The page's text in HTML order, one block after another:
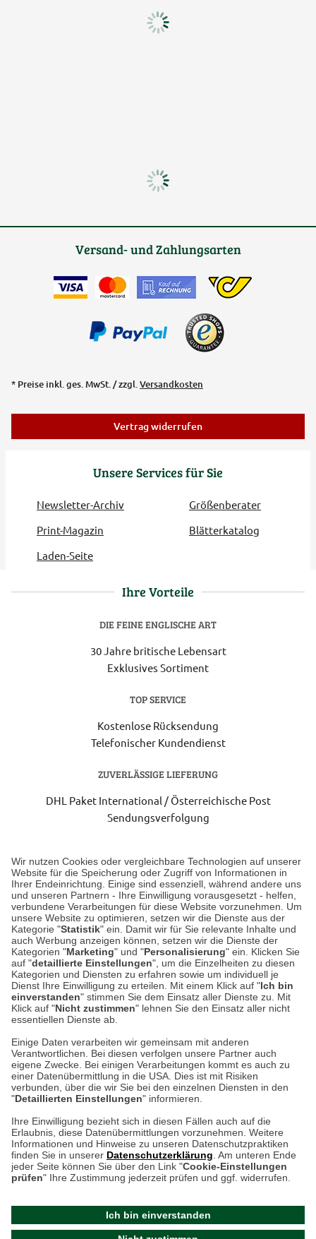
Wir nutzen Cookies oder vergleichbare Technologien auf unserer
Website für die Speicherung oder Zugriff von Informationen in
Ihrer Endeinrichtung. Einige sind essenziell, während andere uns
und unseren Partnern - Ihre Einwilligung vorausgesetzt - helfen,
verbundene Verarbeitungen für diese Website vorzunehmen. Um
unsere Website zu optimieren, setzen wir die Dienste aus der
Kategorie "Statistik" ein. Damit wir für Sie relevante Inhalte und
auch Werbung anzeigen können, setzen wir die Dienste der
Kategorien "Marketing" und "Personalisierung" ein. Klicken Sie
auf "detaillierte Einstellungen", um die Einzelheiten zu diesen
Kategorien und Diensten zu erfahren sowie um individuell je
Dienst Ihre Einwilligung zu erteilen. Mit einem Klick auf "Ich bin
einverstanden" stimmen Sie dem Einsatz aller Dienste zu. Mit
Klick auf "Nicht zustimmen" lehnen Sie den Einsatz aller nicht
essentiellen Dienste ab.
Einige Daten verarbeiten wir gemeinsam mit anderen
Verantwortlichen. Bei diesen verfolgen unsere Partner auch
eigene Zwecke. Bei einigen Verarbeitungen kommt es auch zu
einer Datenübermittlung in die USA. Dies ist mit Risiken
verbunden, über die wir Sie bei den einzelnen Diensten in den
"Detaillierten Einstellungen" informieren.
Ihre Einwilligung bezieht sich in diesen Fällen auch auf die
Erlaubnis, diese Datenübermittlungen vorzunehmen. Weitere
Informationen und Hinweise zu unseren Datenschutzpraktiken
finden Sie in unserer Datenschutzerklärung . Am unteren Ende
jeder Seite können Sie über den Link "Cookie-Einstellungen
prüfen" Ihre Zustimmung jederzeit prüfen und ggf. widerrufen.
Ich bin einverstanden
Unsere Services für Sie
Newsletter-Archiv
Größenberater
Print-Magazin
Blätterkatalog
Laden-Seite
Versand- und Zahlungsarten
* Preise inkl. ges. MwSt. / zzgl. Versandkosten
Vertrag widerrufen
Ihre Vorteile
DIE FEINE ENGLISCHE ART
30 Jahre britische Lebensart
Exklusives Sortiment
TOP SERVICE
Kostenlose Rücksendung
Telefonischer Kundendienst
ZUVERLÄSSIGE LIEFERUNG
DHL Paket International / Österreichische Post
Sendungsverfolgung
Unser Geschäft in Meckenheim
Auf dem Steinbüchel 6
53340 Meckenheim
Montag bis Samstag 9:00 Uhr bis 18:00 Uhr
weitere Information
Hier finden Sie uns im Netz
AGB Rücksendung von Waren Datenschutz
Impressum
Kontakt
Zur Echtheit von Bewertungen
Hinweisgeber-Schutzgesetz
Barrierefreiheit unserer Website
am 08.08.2026 um 18:48
2024 THE BRITISH SHOP
Cookie-Einstellungen in Ihrem Browser
ACHTUNG!
Ihr Browser speichert aktuell keine Cookies!
Leider können Sie in diesem Fall unseren Online-Shop
Bitte stellen Sie sicher, dass Ihr Browser unsere funktionalen